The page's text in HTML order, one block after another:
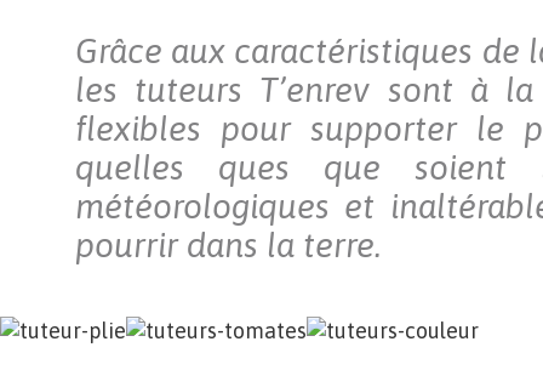
Grâce aux caractéristiques de
les tuteurs T’enrev sont à
flexibles pour supporter le
quelles ques que soient
météorologiques et
pourrir dans la terre.